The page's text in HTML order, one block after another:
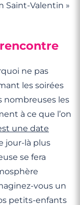
Saint-Valentin »
ne pas
les soirées
nombreuses les
à ce que l’on
une date
jour-là plus
se fera
vous un
petits-enfants